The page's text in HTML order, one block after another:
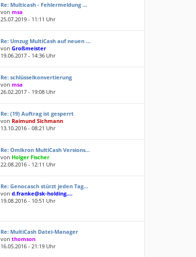
Re: Multicash - Fehlermeldung …
vonmsa
25.07.2019 - 11:11 Uhr
Re: Umzug MultiCash auf neuen …
vonGroßmeister
19.06.2017 - 14:36 Uhr
Re: schlüsselkonvertierung
vonmsa
26.02.2017 - 19:08 Uhr
Re: (19) Auftrag ist gesperrt
von Raimund Sichmann
13.10.2016 - 08:21 Uhr
Re: Omikron MultiCash Versions…
von Holger Fischer
22.08.2016 - 12:11 Uhr
Re: Genocasch stürzt jeden Tag…
vond.franke@sk-holding.…
19.08.2016 - 10:51 Uhr
Re: MultiCash Datei-Manager
vonthomson
16.05.2016 - 21:19 Uhr